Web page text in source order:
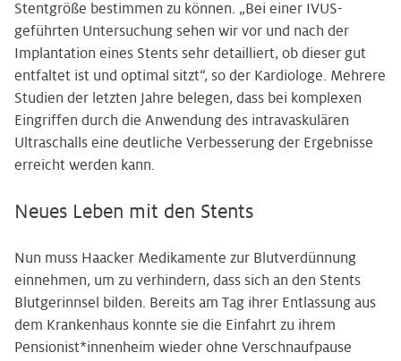
Stentgröße bestimmen zu können. „Bei einer IVUS-
geführten Untersuchung sehen wir vor und nach der
Implantation eines Stents sehr detailliert, ob dieser gut
entfaltet ist und optimal sitzt“, so der Kardiologe. Mehrere
Studien der letzten Jahre belegen, dass bei komplexen
Eingriffen durch die Anwendung des intravaskulären
Ultraschalls eine deutliche Verbesserung der Ergebnisse
erreicht werden kann.
Neues Leben mit den Stents
Nun muss Haacker Medikamente zur Blutverdünnung
einnehmen, um zu verhindern, dass sich an den Stents
Blutgerinnsel bilden. Bereits am Tag ihrer Entlassung aus
dem Krankenhaus konnte sie die Einfahrt zu ihrem
Pensionist*innenheim wieder ohne Verschnaufpause